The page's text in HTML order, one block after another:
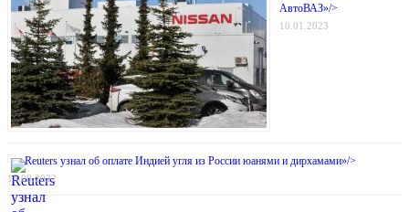
АвтоВАЗ»/>
10.01.2023
Reuters узнал об оплате Индией угля из России юанями и дирхамами»/>
15.08.2022